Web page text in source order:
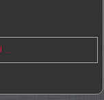
...